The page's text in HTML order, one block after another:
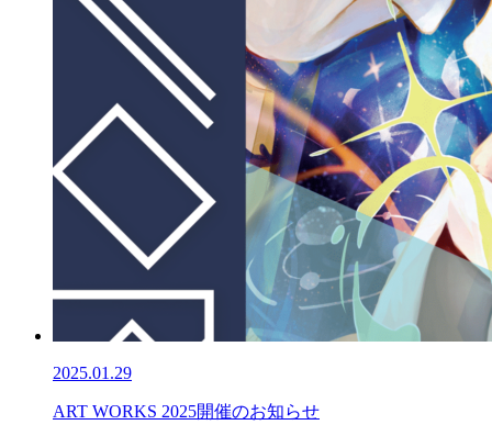
2025.01.29
ART WORKS 2025開催のお知らせ